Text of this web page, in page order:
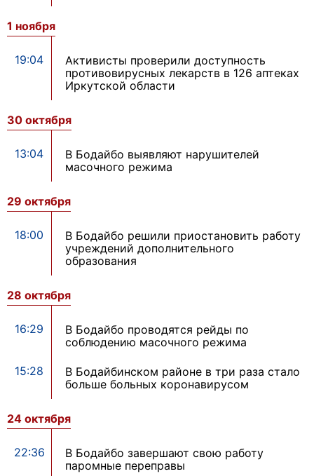
1 ноября
19:04
Активисты проверили доступность
противовирусных лекарств в 126 аптеках
Иркутской области
30 октября
13:04
В Бодайбо выявляют нарушителей
масочного режима
29 октября
18:00
В Бодайбо решили приостановить работу
учреждений дополнительного
образования
28 октября
16:29
В Бодайбо проводятся рейды по
соблюдению масочного режима
15:28
В Бодайбинском районе в три раза стало
больше больных коронавирусом
24 октября
22:36
В Бодайбо завершают свою работу
паромные переправы